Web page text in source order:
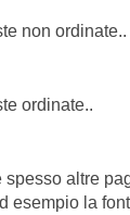
non ordinate..
ordinate..
spesso altre
esempio la